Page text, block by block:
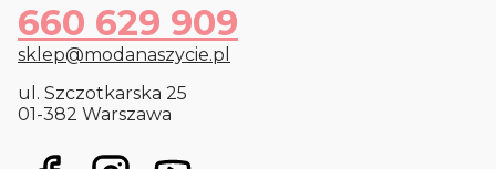
660 629 909
sklep@modanaszycie.pl
ul. Szczotkarska 25
01-382 Warszawa